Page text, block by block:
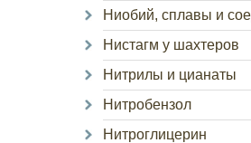
Ниобий, сплавы и
Нистагм у шахтеров
Нитрилы и цианаты
Нитробензол
Нитроглицерин